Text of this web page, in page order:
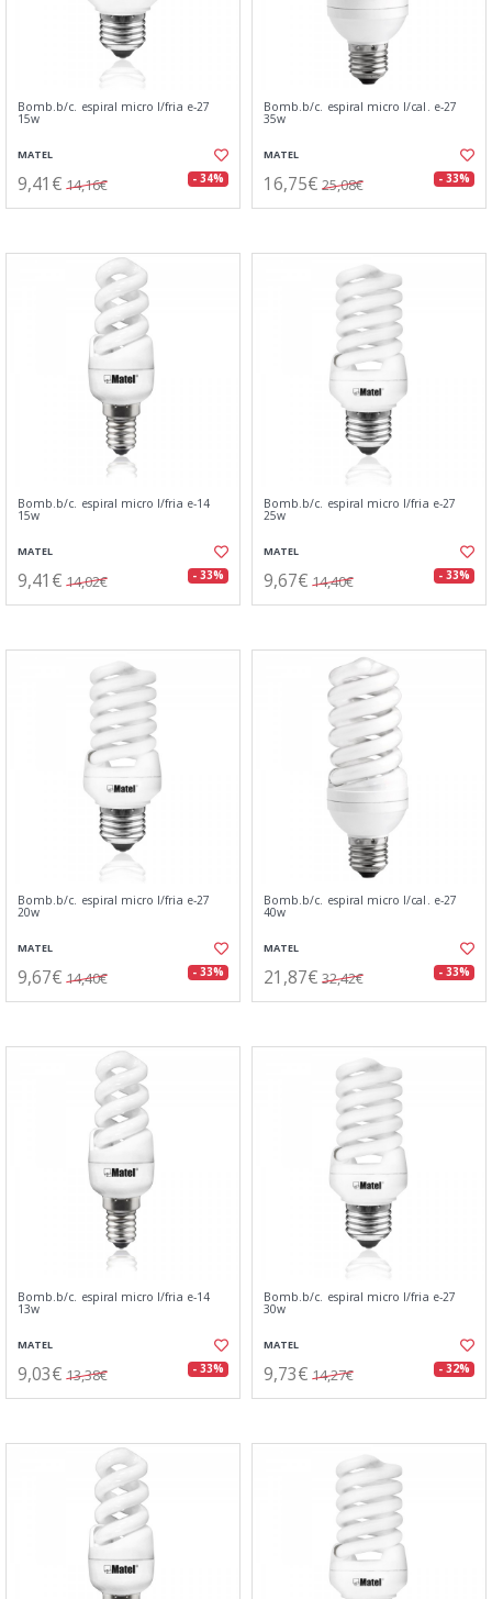
Bomb.b/c. espiral micro l/fria e-27
15w
MATEL
9,41€ 14,16€ - 34%
Bomb.b/c. espiral micro l/cal. e-27
35w
MATEL
16,75€ 25,08€ - 33%
Bomb.b/c. espiral micro l/fria e-14
15w
MATEL
9,41€ 14,02€ - 33%
Bomb.b/c. espiral micro l/fria e-27
25w
MATEL
9,67€ 14,40€ - 33%
Bomb.b/c. espiral micro l/fria e-27
20w
MATEL
9,67€ 14,40€ - 33%
Bomb.b/c. espiral micro l/cal. e-27
40w
MATEL
21,87€ 32,42€ - 33%
Bomb.b/c. espiral micro l/fria e-14
13w
MATEL
9,03€ 13,38€ - 33%
Bomb.b/c. espiral micro l/fria e-27
30w
MATEL
9,73€ 14,27€ - 32%